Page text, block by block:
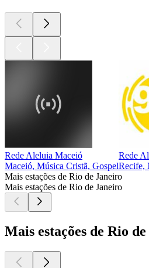
Rede Aleluia Maceió
Maceió, Música Cristã, Gospel
Rede
Recife,
Mais estações de Rio de Janeiro
Mais estações de Rio de Janeiro
Mais estações de Rio